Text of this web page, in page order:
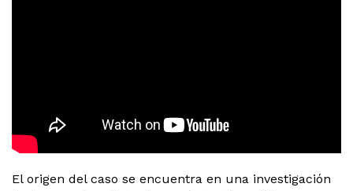
El origen del caso se encuentra en una investigación